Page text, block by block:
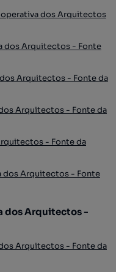
dos Arquitectos
dos Arquitectos - Fonte
Arquitectos - Fonte da
Arquitectos - Fonte da
- Fonte da
dos Arquitectos - Fonte
dos Arquitectos -
Arquitectos - Fonte da